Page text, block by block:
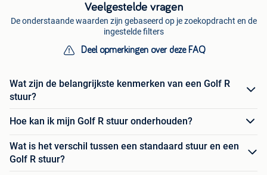
Veelgestelde vragen
De onderstaande waarden zijn gebaseerd op je zoekopdracht en de
ingestelde filters
Deel opmerkingen over deze FAQ
Wat zijn de belangrijkste kenmerken van een Golf R
stuur?
Hoe kan ik mijn Golf R stuur onderhouden?
Wat is het verschil tussen een standaard stuur en een
Golf R stuur?